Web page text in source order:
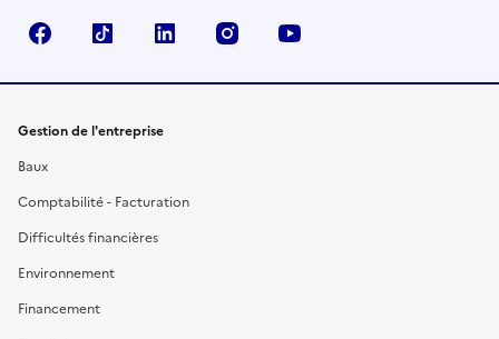
FacebookTikTok Linkedin Instagram
Gestion de l'entreprise
Baux
Comptabilité - Facturation
Difficultés financières
Environnement
Financement